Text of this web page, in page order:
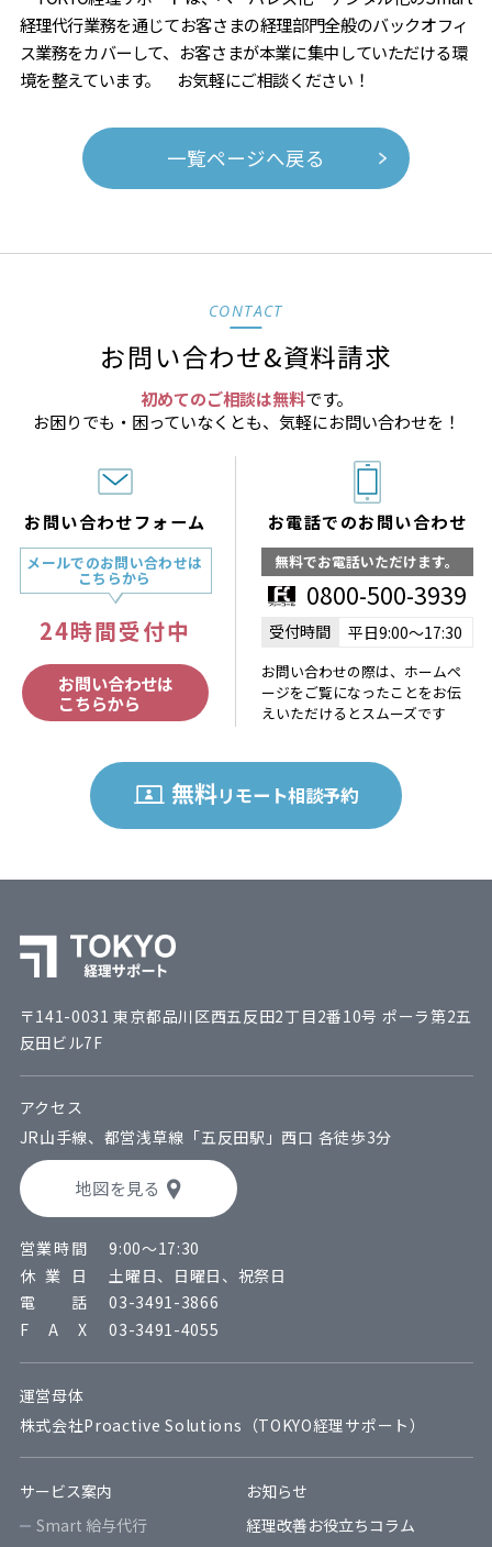
経理代行業務を通じてお客さまの経理部門全般のバックオフィ
ス業務をカバーして、お客さまが本業に集中していただける環
境を整えています。 お気軽にご相談ください！
一覧ページへ戻る
CONTACT
お問い合わせ&資料請求
初めてのご相談は無料です。
お困りでも・困っていなくとも、気軽にお問い合わせを！
お問い合わせフォーム
メールでのお問い合わせは
こちらから
24時間受付中
お問い合わせは
こちらから
お電話でのお問い合わせ
無料でお電話いただけます。
0800-500-3939
受付時間 平日9:00〜17:30
お問い合わせの際は、ホームペ
ージをご覧になったことをお伝
えいただけるとスムーズです
無料リモート相談予約
〒141-0031 東京都品川区西五反田2丁目2番10号 ポーラ第2五
反田ビル7F
アクセス
JR山手線、都営浅草線 「五反田駅」西口 各徒歩3分
地図を見る
営業時間
9:00～17:30
休業日
土曜日、日曜日、祝祭日
電話
03-3491-3866
F A X
03-3491-4055
運営母体
株式会社Proactive Solutions（TOKYO経理サポート）
サービス案内
Smart 給与代行
お知らせ
経理改善お役立ちコラム